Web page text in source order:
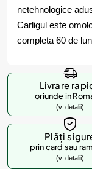
netehnologice
Carligul este
completa 60 de
Livrare
oriunde in
(v. detalii)
Plăți
prin card sau
(v. detalii)